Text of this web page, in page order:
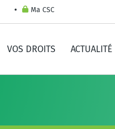
Ma CSC
VOS DROITS ACTUALITÉ